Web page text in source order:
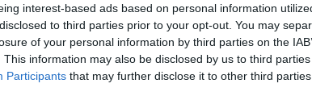
interest-based ads based on personal information
to third parties prior to your opt-out. You may
of your personal information by third parties on the
This information may also be disclosed by us to third
Participants that may further disclose it to other third parties.
EUROKINISSI/ΓΙΩΡΓΟΣ ΚΟΝΤΑΡΙΝΗΣ